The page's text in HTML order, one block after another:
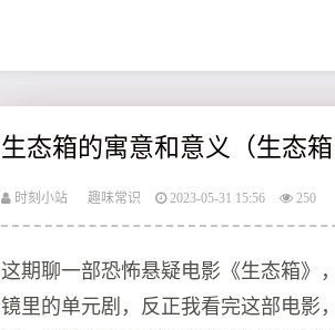
生态箱的寓意和意义（生态
时刻小站 趣味常识 2023-05-31 15:56 250
这期聊一部恐怖悬疑电影《生态箱》
镜里的单元剧，反正我看完这部电影